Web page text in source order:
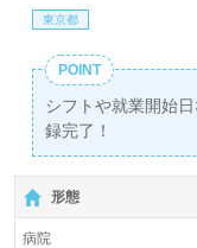
東京都
POINT
シフトや就業開始
録完了！
形態
病院